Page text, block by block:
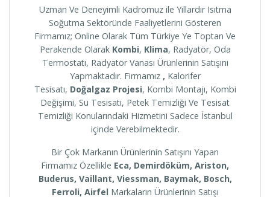
Uzman Ve Deneyimli Kadromuz ile Yıllardır Isıtma
Soğutma Sektöründe Faaliyetlerini Gösteren
Firmamız; Online Olarak Tüm Türkiye Ye Toptan Ve
Perakende Olarak Kombi, Klima, Radyatör, Oda
Termostatı, Radyatör Vanası Ürünlerinin Satışını
Yapmaktadır. Firmamız , Kalorifer
Tesisatı, Doğalgaz Projesi, Kombi Montajı, Kombi
Değişimi, Su Tesisatı, Petek Temizliği Ve Tesisat
Temizliği Konularındaki Hizmetini Sadece İstanbul
içinde Verebilmektedir.
Bir Çok Markanın Ürünlerinin Satışını Yapan
Firmamız Özellikle Eca, Demirdöküm, Ariston,
Buderus, Vaillant, Viessman, Baymak, Bosch,
Ferroli, AirfelMarkaların Ürünlerinin Satışı